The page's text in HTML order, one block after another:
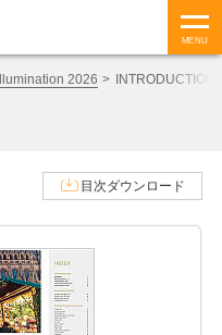
MENU
2026 INTRODUCTION
目次ダウンロード